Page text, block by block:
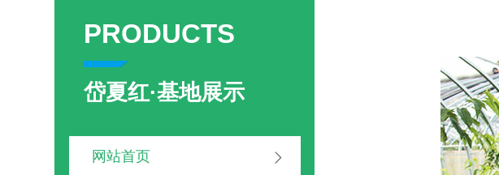
PRODUCTS
岱夏红·基地展示
网站首页 